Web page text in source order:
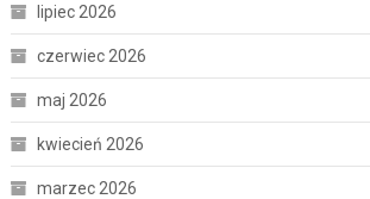
lipiec 2026
czerwiec 2026
maj 2026
kwiecień 2026
marzec 2026